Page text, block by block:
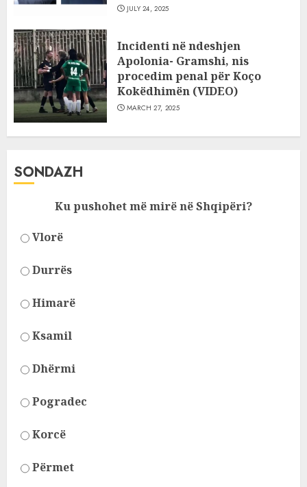
JULY 24, 2025
Incidenti në ndeshjen
Apolonia- Gramshi, nis
procedim penal për Koço
Kokëdhimën (VIDEO)
MARCH 27, 2025
SONDAZH
Ku pushohet më mirë në Shqipëri?
Vlorë
Durrës
Himarë
Ksamil
Dhërmi
Pogradec
Korcë
Përmet